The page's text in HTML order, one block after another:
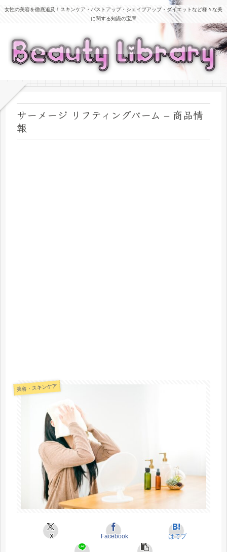
女性の美容を徹底追及！スキンケア・バストアップ・シェイプアップ・ダイエットなど様々な美
に関する知識の宝庫
サーメージ リフティングバーム – 商品情
報
美容・スキンケア
X Facebook はてブ